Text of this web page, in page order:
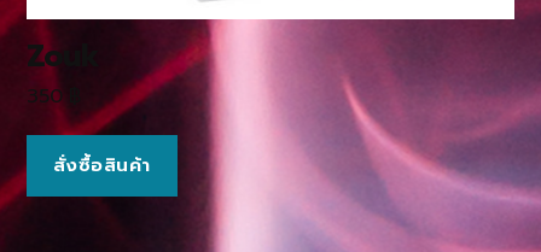
Zouk
350
สั่งซื้อสินค้า